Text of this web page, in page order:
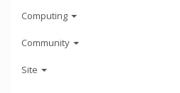
Computing
Community
Site